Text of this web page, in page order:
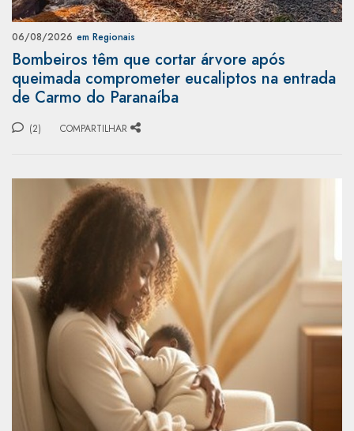
06/08/2026 em Regionais
Bombeiros têm que cortar árvore após
queimada comprometer eucaliptos na entrada
de Carmo do Paranaíba
(2) COMPARTILHAR